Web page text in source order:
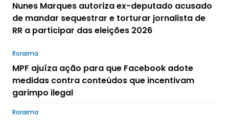
Nunes Marques autoriza ex-deputado acusado
de mandar sequestrar e torturar jornalista de
RR a participar das eleições 2026
Roraima
MPF ajuíza ação para que Facebook adote
medidas contra conteúdos que incentivam
garimpo ilegal
Roraima